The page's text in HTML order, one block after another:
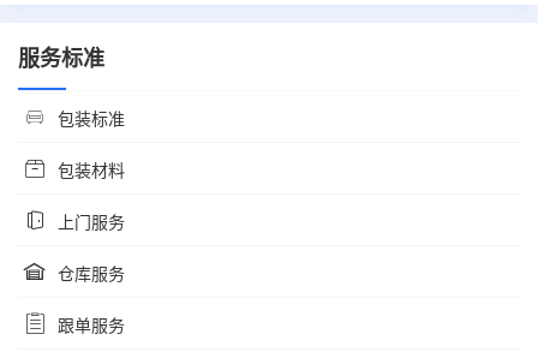
服务标准
包装标准
包装材料
上门服务
仓库服务
跟单服务